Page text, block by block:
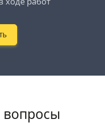
вопросы